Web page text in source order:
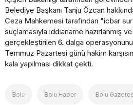
Belediye Başkanı Tanju Özcan
Ceza Mahkemesi tarafından "icbar
suçlamasıyla iddianame hazırlanmış
gerçekleştirilen 6. dalga
Temmuz Pazartesi günü hakim
kala yapılması dikkat çekti.
Bolu Bolu Haber Bolu